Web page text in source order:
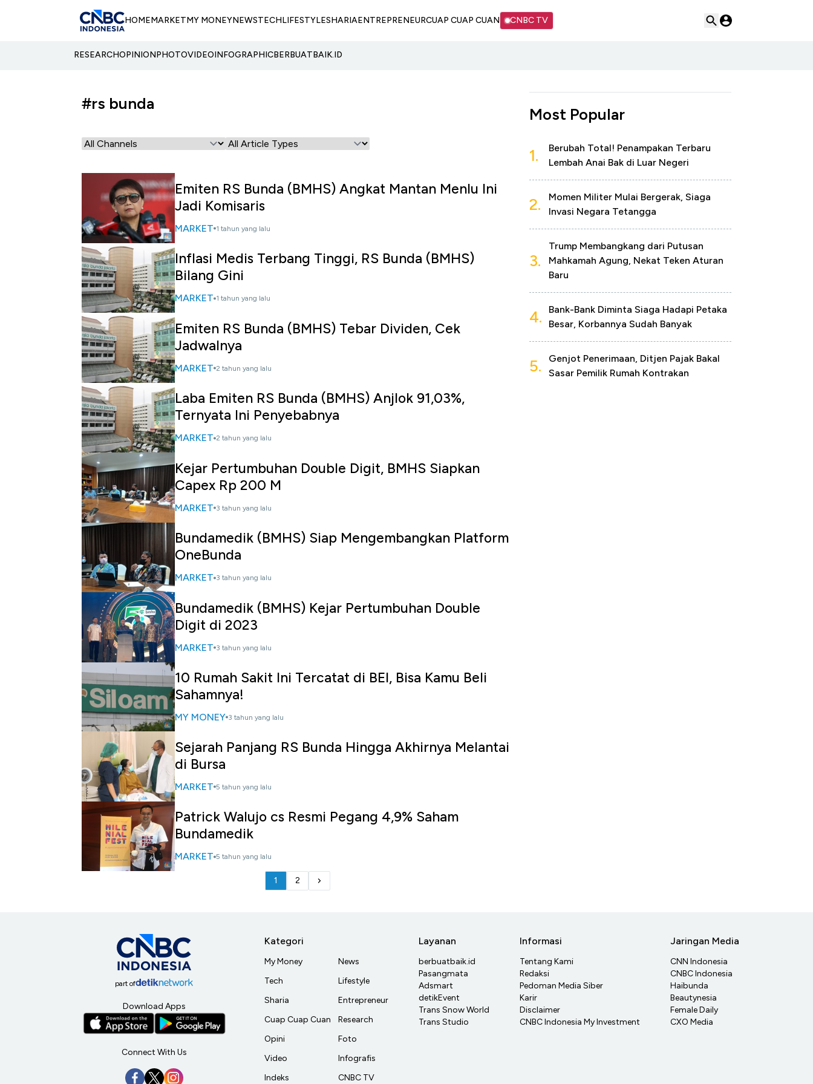
HOMEMARKETMY MONEYNEWSTECHLIFESTYLESHARIAENTREPRENEURCUAP CUAP CUAN CNBC TV
RESEARCHOPINIONPHOTOVIDEOINFOGRAPHICBERBUATBAIK.ID
#rs bunda
Emiten RS Bunda (BMHS) Angkat Mantan Menlu Ini
Jadi Komisaris
MARKET 1 tahun yang lalu
Inflasi Medis Terbang Tinggi, RS Bunda (BMHS)
Bilang Gini
MARKET 1 tahun yang lalu
Emiten RS Bunda (BMHS) Tebar Dividen, Cek
Jadwalnya
MARKET 2 tahun yang lalu
Laba Emiten RS Bunda (BMHS) Anjlok 91,03%,
Ternyata Ini Penyebabnya
MARKET 2 tahun yang lalu
Kejar Pertumbuhan Double Digit, BMHS Siapkan
Capex Rp 200 M
MARKET 3 tahun yang lalu
Bundamedik (BMHS) Siap Mengembangkan Platform
OneBunda
MARKET 3 tahun yang lalu
Bundamedik (BMHS) Kejar Pertumbuhan Double
Digit di 2023
MARKET 3 tahun yang lalu
10 Rumah Sakit Ini Tercatat di BEI, Bisa Kamu Beli
Sahamnya!
MY MONEY 3 tahun yang lalu
Sejarah Panjang RS Bunda Hingga Akhirnya Melantai
di Bursa
MARKET 5 tahun yang lalu
Patrick Walujo cs Resmi Pegang 4,9% Saham
Bundamedik
MARKET 5 tahun yang lalu
1 2
Most Popular
1.
Berubah Total! Penampakan Terbaru
Lembah Anai Bak di Luar Negeri
2.
Momen Militer Mulai Bergerak, Siaga
Invasi Negara Tetangga
3.
Trump Membangkang dari Putusan
Mahkamah Agung, Nekat Teken Aturan
Baru
4.
Bank-Bank Diminta Siaga Hadapi Petaka
Besar, Korbannya Sudah Banyak
5.
Genjot Penerimaan, Ditjen Pajak Bakal
Sasar Pemilik Rumah Kontrakan
part of
Download Apps
Connect With Us
Kategori
My Money
Tech
Sharia
Cuap Cuap Cuan
Opini
Video
Indeks
News
Lifestyle
Entrepreneur
Research
Foto
Infografis
CNBC TV
Layanan
berbuatbaik.id
Pasangmata
Adsmart
detikEvent
Trans Snow World
Trans Studio
Informasi
Tentang Kami
Redaksi
Pedoman Media Siber
Karir
Disclaimer
CNBC Indonesia My Investment
Jaringan Media
CNN Indonesia
CNBC Indonesia
Haibunda
Beautynesia
Female Daily
CXO Media